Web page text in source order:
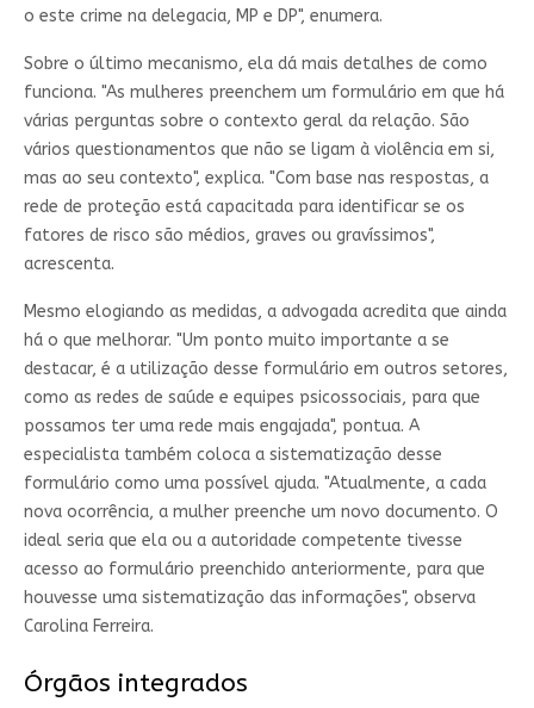
o este crime na delegacia, MP e DP", enumera.
Sobre o último mecanismo, ela dá mais detalhes de como
funciona. "As mulheres preenchem um formulário em que há
várias perguntas sobre o contexto geral da relação. São
vários questionamentos que não se ligam à violência em si,
mas ao seu contexto", explica. "Com base nas respostas, a
rede de proteção está capacitada para identificar se os
fatores de risco são médios, graves ou gravíssimos",
acrescenta.
Mesmo elogiando as medidas, a advogada acredita que ainda
há o que melhorar. "Um ponto muito importante a se
destacar, é a utilização desse formulário em outros setores,
como as redes de saúde e equipes psicossociais, para que
possamos ter uma rede mais engajada", pontua. A
especialista também coloca a sistematização desse
formulário como uma possível ajuda. "Atualmente, a cada
nova ocorrência, a mulher preenche um novo documento. O
ideal seria que ela ou a autoridade competente tivesse
acesso ao formulário preenchido anteriormente, para que
houvesse uma sistematização das informações", observa
Carolina Ferreira.
Órgãos integrados